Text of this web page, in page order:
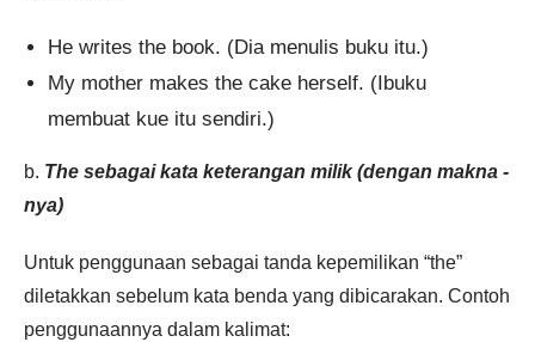
He writes the book. (Dia menulis buku itu.)
My mother makes the cake herself. (Ibuku
membuat kue itu sendiri.)
b. The sebagai kata keterangan milik (dengan makna -
nya)
Untuk penggunaan sebagai tanda kepemilikan “the”
diletakkan sebelum kata benda yang dibicarakan. Contoh
penggunaannya dalam kalimat: